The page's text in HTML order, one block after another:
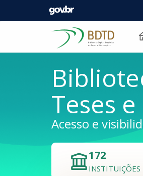
Pular para o conteúdo
Teses
Acesso e
172
INSTITUIÇÕES